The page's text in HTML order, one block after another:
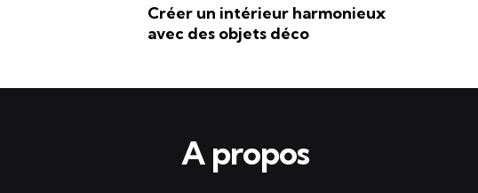
Créer un intérieur harmonieux
avec des objets déco
A propos